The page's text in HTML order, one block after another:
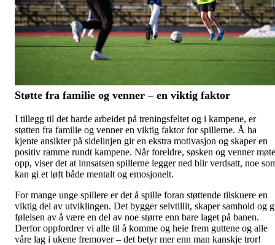
Støtte fra familie og venner – en viktig faktor
I tillegg til det harde arbeidet på treningsfeltet og i kampene, er
støtten fra familie og venner en viktig faktor for spillerne. Å ha
kjente ansikter på sidelinjen gir en ekstra motivasjon og skaper en
positiv ramme rundt kampene. Når foreldre, søsken og venner
opp, viser det at innsatsen spillerne legger ned blir verdsatt, noe
kan gi et løft både mentalt og emosjonelt.
For mange unge spillere er det å spille foran støttende tilskuere en
viktig del av utviklingen. Det bygger selvtillit, skaper samhold og
følelsen av å være en del av noe større enn bare laget på banen.
Derfor oppfordrer vi alle til å komme og heie frem guttene og alle
våre lag i ukene fremover – det betyr mer enn man kanskje tror!